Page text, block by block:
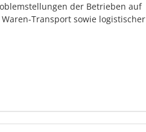
der Betrieben auf
Transport sowie logistischer